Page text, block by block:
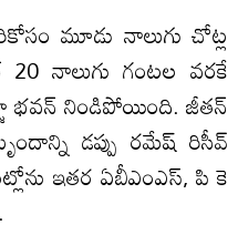
మూడు నాలుగు చోట్ల
20 నాలుగు గంటల వరకే
భవన్‌ నిండిపోయింది. జీతన్‌
డప్పు రమేష్‌ రిసీవ్‌
ఇతర ఏబీఎంఎస్‌, పి కె